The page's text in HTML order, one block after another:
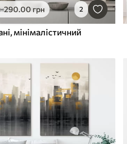
290.00 грн 2
мінімалістичний